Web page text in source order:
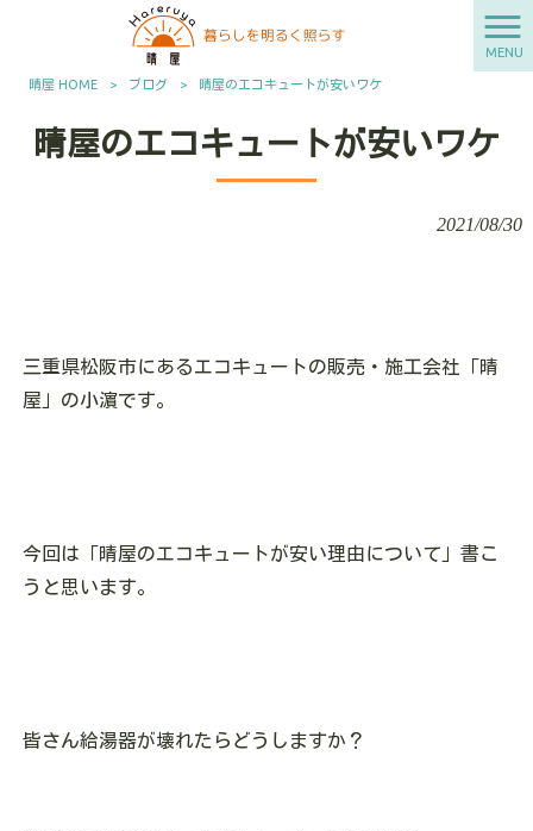
MENU
晴屋 HOME > ブログ > 晴屋のエコキュートが安いワケ
晴屋のエコキュートが安いワケ
2021/08/30
三重県松阪市にあるエコキュートの販売・施工会社「晴
屋」の小濵です。
今回は「晴屋のエコキュートが安い理由について」書こ
うと思います。
皆さん給湯器が壊れたらどうしますか？